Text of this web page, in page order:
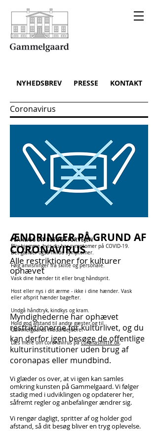
NYHEDSBREV PRESSE KONTAKT
Coronavirus
ÆNDRINGER PÅ GRUND AF
CORONAVIRUS
Alle restriktioner for kulturer
ophævet
Myndighederne har ophævet
restriktionerne for kulturlivet, og du
kan derfor igen besøge de offentlige
kulturinstitutioner uden brug af
coronapas eller mundbind.
Vi glæder os over, at vi igen kan samles
omkring kunsten på Gammelgaard. Vi følger
stadig med i udviklingen og opdaterer her,
såfremt regler og anbefalinger ændrer sig.
Vi rengør dagligt, spritter af og holder god
afstand, så dit besøg bliver en tryg oplevelse.
PLANLÆG DIT BESØG I FORVEJEN
Bliv hjemme, hvis du har symptomer på COVID-19.
Det gælder også milde symptomer.
Følg anvisninger fra skilte og personale.
Vask dine hænder tit eller brug håndsprit.
Host eller nys i dit ærme - ikke i dine hænder. Vask
eller afsprit hænder bagefter.
Undgå håndtryk, kindkys og kram.
Hold god afstand til andre gæster og til
Gammelgaards medarbejdere.
Læs mere om coronavirus påcoronasmitte.dk.